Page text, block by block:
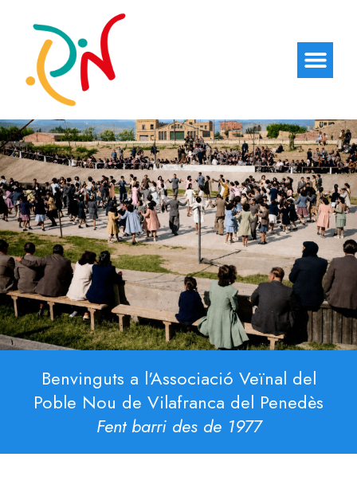
Benvinguts a l'Associació Veïnal del
Poble Nou de Vilafranca del Penedès
Fent barri des de 1977